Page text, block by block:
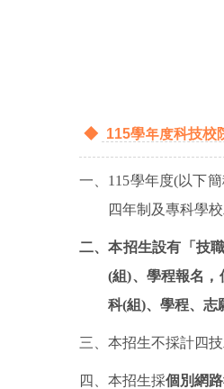
◆ 115學年度科技
一、 115學年度(以下
四年制及專科學
二、本招生設有「技
(組)、學程報名
科(組)、學程、志
三、本招生不採計四
四、本招生採個別網